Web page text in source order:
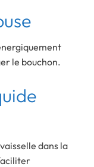
le bouchon.
dans la